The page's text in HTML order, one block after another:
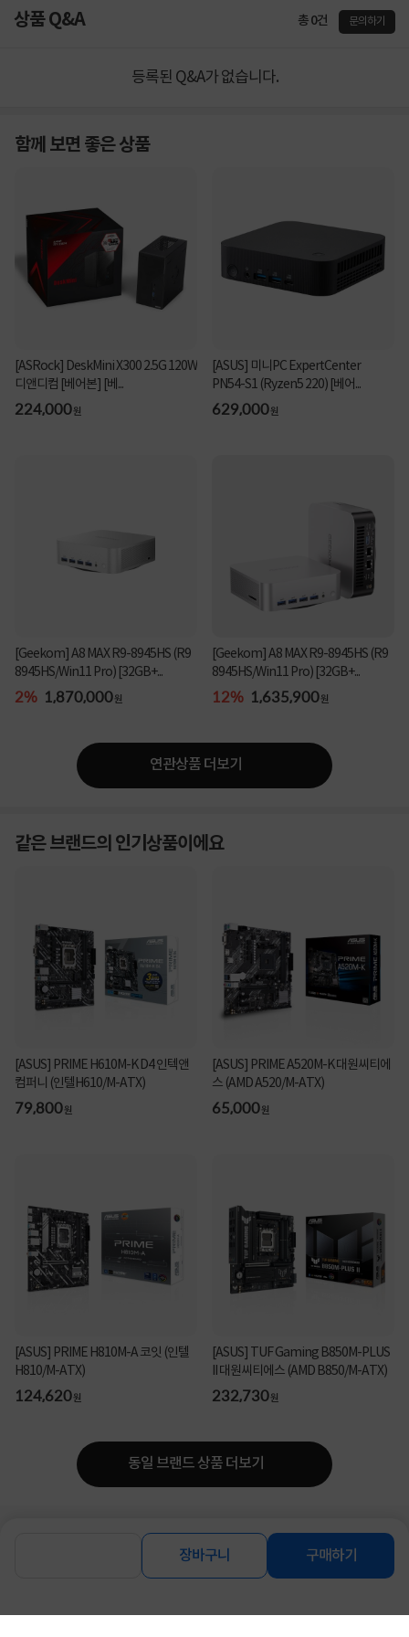
장바구니 구매하기
상품 Q&A 총 0건 문의하기
등록된 Q&A가 없습니다.
함께 보면 좋은 상품
[ASRock] DeskMini X300 2.5G 120W
디앤디컴 [베어본] [베...
224,000원
[ASUS] 미니PC ExpertCenter
PN54-S1 (Ryzen5 220) [베어...
629,000원
[Geekom] A8 MAX R9-8945HS (R9
8945HS/Win11 Pro) [32GB+...
2% 1,870,000원
[Geekom] A8 MAX R9-8945HS (R9
8945HS/Win11 Pro) [32GB+...
12% 1,635,900원
연관상품 더보기
같은 브랜드의 인기상품이에요
[ASUS] PRIME H610M-K D4 인텍앤
컴퍼니 (인텔H610/M-ATX)
79,800원
[ASUS] PRIME A520M-K 대원씨티에
스 (AMD A520/M-ATX)
65,000원
[ASUS] PRIME H810M-A 코잇 (인텔
H810/M-ATX)
124,620원
[ASUS] TUF Gaming B850M-PLUS
II 대원씨티에스 (AMD B850/M-ATX)
232,730원
동일 브랜드 상품 더보기
공지사항오시는길회사소개 PC버전
1588-8377 컴퓨존 APP
(주)컴퓨존 사업자 정보